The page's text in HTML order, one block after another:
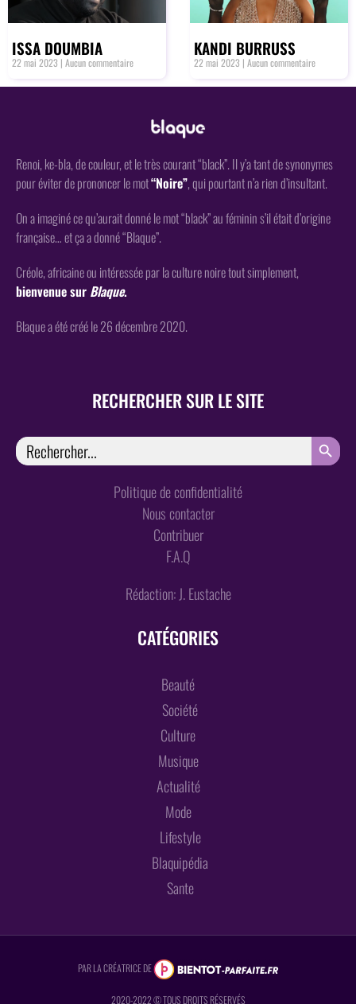
ISSA DOUMBIA
22 mai 2023 Aucun commentaire
KANDI BURRUSS
22 mai 2023 Aucun commentaire
Renoi, ke-bla, de couleur, et le très courant “black”. Il y’a tant de synonymes
pour éviter de prononcer le mot“Noire”, qui pourtant n’a rien d’insultant.
On a imaginé ce qu’aurait donné le mot “black” au féminin s’il était d’origine
française… et ça a donné “Blaque”.
Créole, africaine ou intéressée par la culture noire tout simplement,
bienvenue sur Blaque.
Blaque a été créé le 26 décembre 2020.
RECHERCHER SUR LE SITE
Search
for:
SEARCH
Politique de confidentialité
Nous contacter
Contribuer
F.A.Q
Rédaction: J. Eustache
CATÉGORIES
Beauté
Société
Culture
Musique
Actualité
Mode
Lifestyle
Blaquipédia
Sante
PAR LA CRÉATRICE DE
2020-2022 © TOUS DROITS RÉSERVÉS